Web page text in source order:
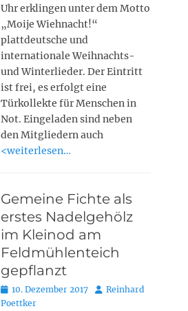
Uhr erklingen unter dem Motto
„Moije Wiehnacht!“
plattdeutsche und
internationale Weihnachts-
und Winterlieder. Der Eintritt
ist frei, es erfolgt eine
Türkollekte für Menschen in
Not. Eingeladen sind neben
den Mitgliedern auch
<weiterlesen…
Gemeine Fichte als
erstes Nadelgehölz
im Kleinod am
Feldmühlenteich
gepflanzt
Posted
on
10. Dezember 2017 AutorReinhard
Poettker